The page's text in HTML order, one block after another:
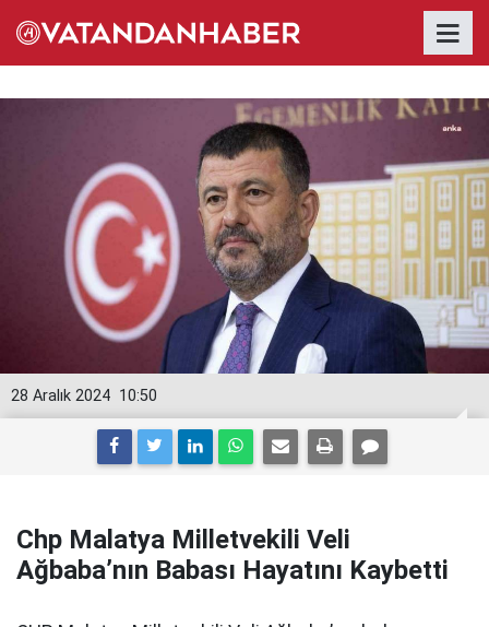
10:50
28 Aralık 2024
Chp Malatya Milletvekili Veli
Ağbaba’nın Babası Hayatını Kaybetti